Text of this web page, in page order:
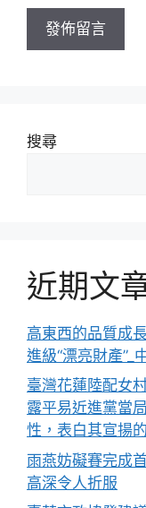
址
搜尋
近期文
高東西的品質成
進級“漂亮財產”_
臺灣花蓮陸配女
露平易近進黨當
性，表白其宣揚
雨燕妨礙賽完成
高深令人折服